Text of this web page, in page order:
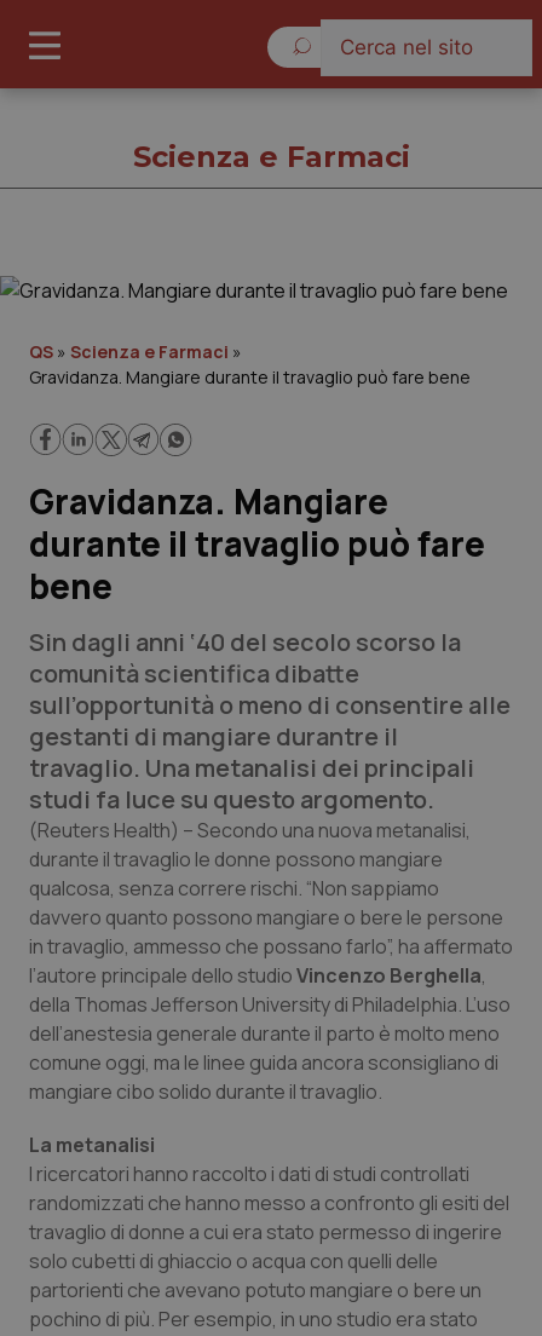
Cronache
Lavoro e Professioni
Scienza e Farmaci
Studi e Analisi
Lettere al direttore
Edizioni Regionali
QS Pro
Professionisti Sanitari.AI
Abruzzo
Basilicata
Calabria
Campania
Emilia-Romagna
Friuli Venezia Giulia
QS Pro Gold
Artrite & artrosi
Asma & BPCO
Car-T
Colesterolo & coronaropatie
Dermatite Atopica
QS Club Newsletter
Scienza e Farmaci
QS » Scienza e Farmaci »
Gravidanza. Mangiare durante il travaglio può fare bene
Gravidanza. Mangiare
durante il travaglio può fare
bene
Sin dagli anni ‘40 del secolo scorso la
comunità scientifica dibatte
sull’opportunità o meno di consentire alle
gestanti di mangiare durantre il
travaglio. Una metanalisi dei principali
studi fa luce su questo argomento.
(Reuters Health) – Secondo una nuova metanalisi,
durante il travaglio le donne possono mangiare
qualcosa, senza correre rischi. “Non sappiamo
davvero quanto possono mangiare o bere le persone
in travaglio, ammesso che possano farlo”, ha affermato
l’autore principale dello studioVincenzo Berghella,
della Thomas Jefferson University di Philadelphia. L’uso
dell’anestesia generale durante il parto è molto meno
comune oggi, ma le linee guida ancora sconsigliano di
mangiare cibo solido durante il travaglio.
La metanalisi
I ricercatori hanno raccolto i dati di studi controllati
randomizzati che hanno messo a confronto gli esiti del
travaglio di donne a cui era stato permesso di ingerire
solo cubetti di ghiaccio o acqua con quelli delle
partorienti che avevano potuto mangiare o bere un
pochino di più. Per esempio, in uno studio era stato